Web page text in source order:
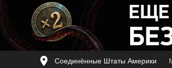
Соединённые Штаты Америки